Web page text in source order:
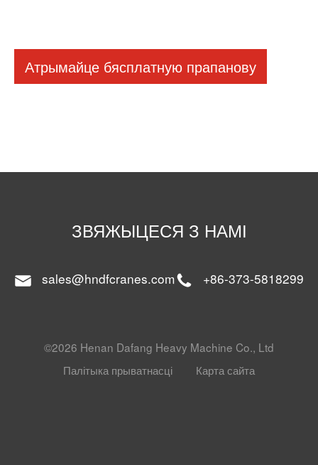
Атрымайце бясплатную прапанову
ЗВЯЖЫЦЕСЯ З НАМІ
sales@hndfcranes.com +86-373-5818299
©2026 Henan Dafang Heavy Machine Co., Ltd
Палітыка прыватнасці
Карта сайта